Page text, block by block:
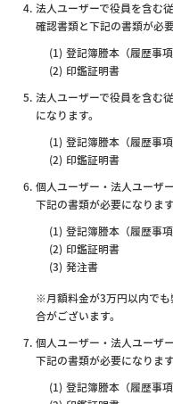
法人ユーザーで役員を含む
確認書類と下記の書類が必要
登記簿謄本（履歴事項
印鑑証明書
法人ユーザーで役員を含む
になります。
登記簿謄本（履歴事項
印鑑証明書
個人ユーザー・法人ユーザ
下記の書類が必要になりま
登記簿謄本（履歴事項
印鑑証明書
発注書
※月額料金が3万円以内で
合がございます。
個人ユーザー・法人ユーザ
下記の書類が必要になりま
登記簿謄本（履歴事項